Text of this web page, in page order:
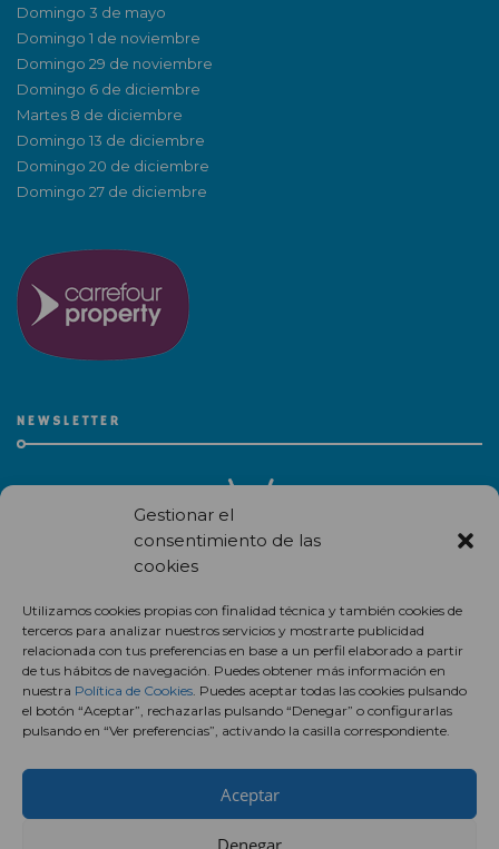
Gestionar el
consentimiento de las
cookies
Utilizamos cookies propias con finalidad técnica y también cookies de
terceros para analizar nuestros servicios y mostrarte publicidad
relacionada con tus preferencias en base a un perfil elaborado a partir
de tus hábitos de navegación. Puedes obtener más información en
nuestra Política de Cookies. Puedes aceptar todas las cookies pulsando
el botón “Aceptar”, rechazarlas pulsando “Denegar” o configurarlas
pulsando en “Ver preferencias”, activando la casilla correspondiente.
Aceptar
Denegar
Domingo 3 de mayo
Domingo 1 de noviembre
Domingo 29 de noviembre
Domingo 6 de diciembre
Martes 8 de diciembre
Domingo 13 de diciembre
Domingo 20 de diciembre
Domingo 27 de diciembre
NEWSLETTER
centro comercial.
Suscríbete